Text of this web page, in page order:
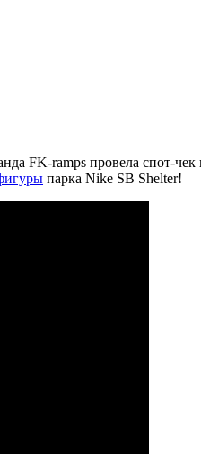
FK-ramps провела спот-
парка Nike SB Shelter!